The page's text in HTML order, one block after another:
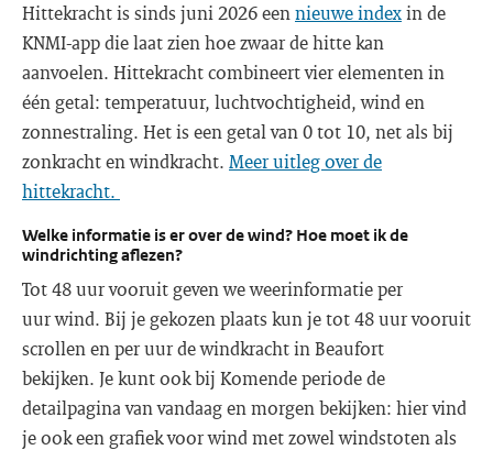
Hittekracht is sinds juni 2026 een nieuwe indexin de
KNMI-app die laat zien hoe zwaar de hitte kan
aanvoelen. Hittekracht combineert vier elementen in
één getal: temperatuur, luchtvochtigheid, wind en
zonnestraling. Het is een getal van 0 tot 10, net als bij
zonkracht en windkracht. Meer uitleg over de
hittekracht.
Welke informatie is er over de wind? Hoe moet ik de
windrichting aflezen?
Tot 48 uur vooruit geven we weerinformatie per
uur wind. Bij je gekozen plaats kun je tot 48 uur vooruit
scrollen en per uur de windkracht in Beaufort
bekijken. Je kunt ook bij Komende periode de
detailpagina van vandaag en morgen bekijken: hier vind
je ook een grafiek voor wind met zowel windstoten als